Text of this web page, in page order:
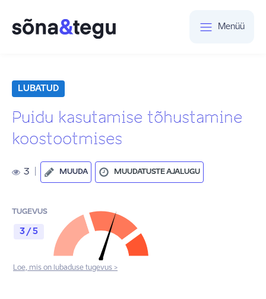
Menüü
LUBATUD
Puidu kasutamise tõhustamine
koostootmises
3 MUUDA MUUDATUSTE AJALUGU
TUGEVUS
3 / 5
Loe, mis on lubaduse tugevus >